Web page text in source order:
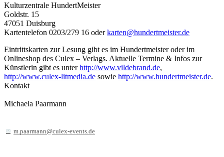
Kulturzentrale HundertMeister
Goldstr. 15
47051 Duisburg
Kartentelefon 0203/279 16 oderkarten@hundertmeister.de
Eintrittskarten zur Lesung gibt es im Hundertmeister oder im
Onlineshop des Culex – Verlags. Aktuelle Termine & Infos zur
Künstlerin gibt es unterhttp://www.vildebrand.de,
http://www.culex-litmedia.de sowie http://www.hundertmeister.de.
Kontakt
Michaela Paarmann
m.paarmann@culex-events.de